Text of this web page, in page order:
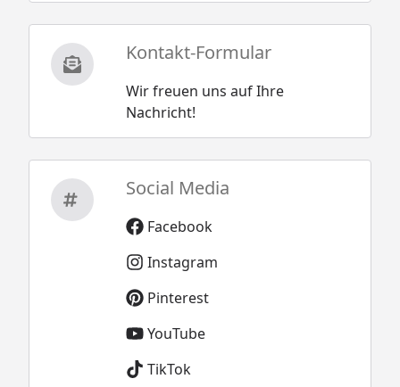
Kontakt-Formular
Wir freuen uns auf Ihre
Nachricht!
Social Media
Facebook
Instagram
Pinterest
YouTube
TikTok